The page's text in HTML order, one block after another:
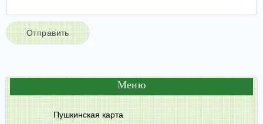
Отправить
Меню
Пушкинская карта